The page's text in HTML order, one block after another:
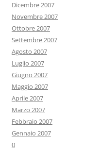
Dicembre 2007
Novembre 2007
Ottobre 2007
Settembre 2007
Agosto 2007
Luglio 2007
Giugno 2007
Maggio 2007
Aprile 2007
Marzo 2007
Febbraio 2007
Gennaio 2007
0